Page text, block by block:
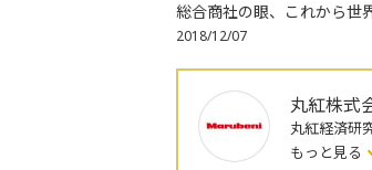
総合商社の眼、これから世
2018/12/07
丸紅株式
丸紅経済研
もっと見る